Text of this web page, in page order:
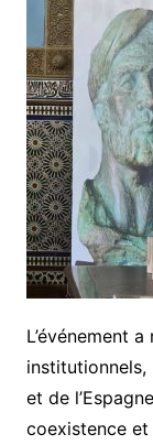
L’événement
et de
coexistence et